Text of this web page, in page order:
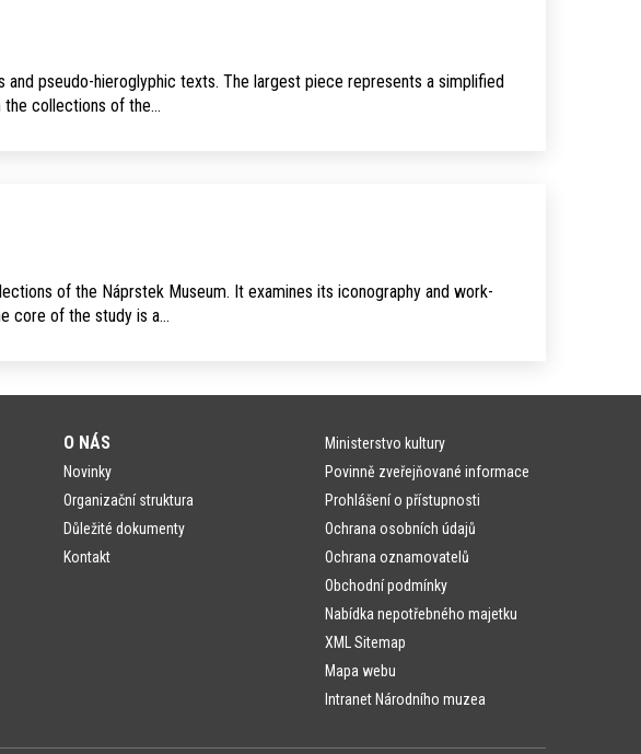
pseudo-hieroglyphic texts. The largest piece represents a simpli­fied
the collections of the…
of the Náprstek Museum. It examines its iconography and work­
core of the study is a…
O NÁS
Novinky
Organizační struktura
Důležité dokumenty
Kontakt
Ministerstvo kultury
Povinně zveřejňované informace
Prohlášení o přístupnosti
Ochrana osobních údajů
Ochrana oznamovatelů
Obchodní podmínky
Nabídka nepotřebného majetku
XML Sitemap
Mapa webu
Intranet Národního muzea